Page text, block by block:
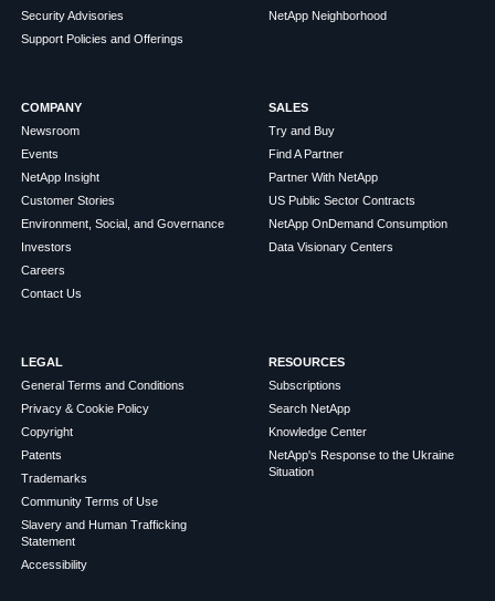
Security Advisories
Support Policies and Offerings
NetApp Neighborhood
COMPANY
Newsroom
Events
NetApp Insight
Customer Stories
Environment, Social, and Governance
Investors
Careers
Contact Us
SALES
Try and Buy
Find A Partner
Partner With NetApp
US Public Sector Contracts
NetApp OnDemand Consumption
Data Visionary Centers
LEGAL
General Terms and Conditions
Privacy & Cookie Policy
Copyright
Patents
Trademarks
Community Terms of Use
Slavery and Human Trafficking
Statement
Accessibility
RESOURCES
Subscriptions
Search NetApp
Knowledge Center
NetApp's Response to the Ukraine
Situation